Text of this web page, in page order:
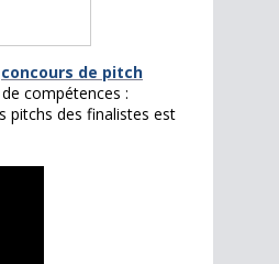
concours de pitch
compétences :
pitchs des finalistes est